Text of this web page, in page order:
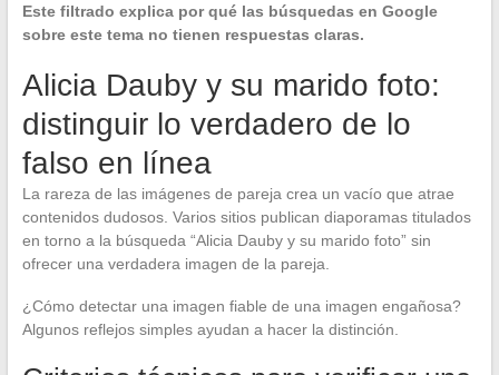
Este filtrado explica por qué las búsquedas en Google
sobre este tema no tienen respuestas claras.
Alicia Dauby y su marido foto:
distinguir lo verdadero de lo
falso en línea
La rareza de las imágenes de pareja crea un vacío que atrae
contenidos dudosos. Varios sitios publican diaporamas titulados
en torno a la búsqueda “Alicia Dauby y su marido foto” sin
ofrecer una verdadera imagen de la pareja.
¿Cómo detectar una imagen fiable de una imagen engañosa?
Algunos reflejos simples ayudan a hacer la distinción.